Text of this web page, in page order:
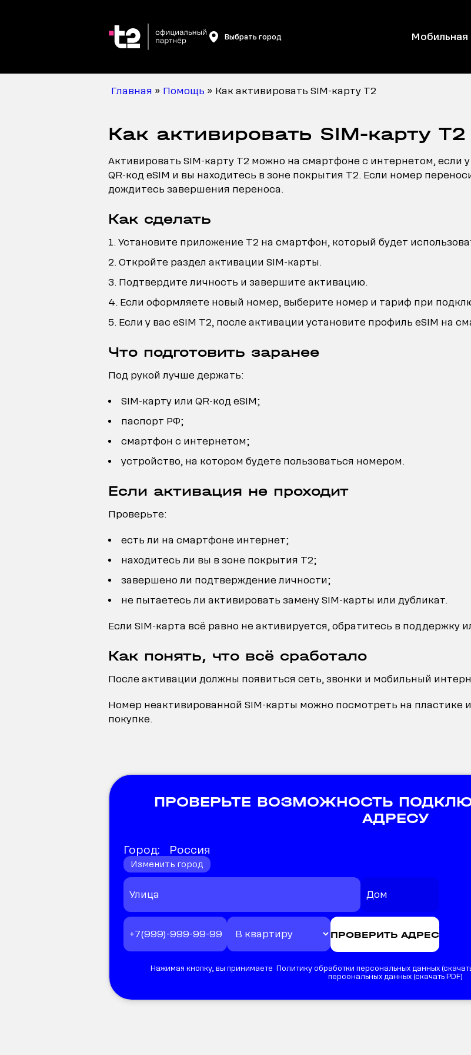
Выбрать город Мобильная
Главная » Помощь » Как активировать SIM-карту T2
Как активировать SIM-карту T2
Активировать SIM-карту T2 можно на смартфоне с интернетом, если
QR-код eSIM и вы находитесь в зоне покрытия T2. Если номер
дождитесь завершения переноса.
Как сделать
Установите приложение T2 на смартфон, который будет
Откройте раздел активации SIM-карты.
Подтвердите личность и завершите активацию.
Если оформляете новый номер, выберите номер и тариф при
Если у вас eSIM T2, после активации установите профиль eSIM на
Что подготовить заранее
Под рукой лучше держать:
SIM-карту или QR-код eSIM;
паспорт РФ;
смартфон с интернетом;
устройство, на котором будете пользоваться номером.
Если активация не проходит
Проверьте:
есть ли на смартфоне интернет;
находитесь ли вы в зоне покрытия T2;
завершено ли подтверждение личности;
не пытаетесь ли активировать замену SIM-карты или дубликат.
Если SIM-карта всё равно не активируется, обратитесь в поддержку
Как понять, что всё сработало
После активации должны появиться сеть, звонки и мобильный
Номер неактивированной SIM-карты можно посмотреть на пластике
покупке.
ПРОВЕРЬТЕ ВОЗМОЖНОСТЬ
АДРЕСУ
Город: Россия
Изменить город
Нажимая кнопку, вы принимаете Политику обработки персональных данных (
персональных данных (скачать PDF)